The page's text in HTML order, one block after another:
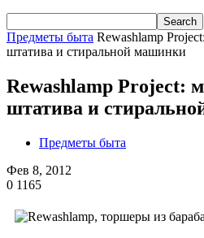
Предметы быта Rewashlamp
штатива и стиральной машинки
Rewashlamp Project:
штатива и
Предметы быта
Фев 8, 2012
0 1165